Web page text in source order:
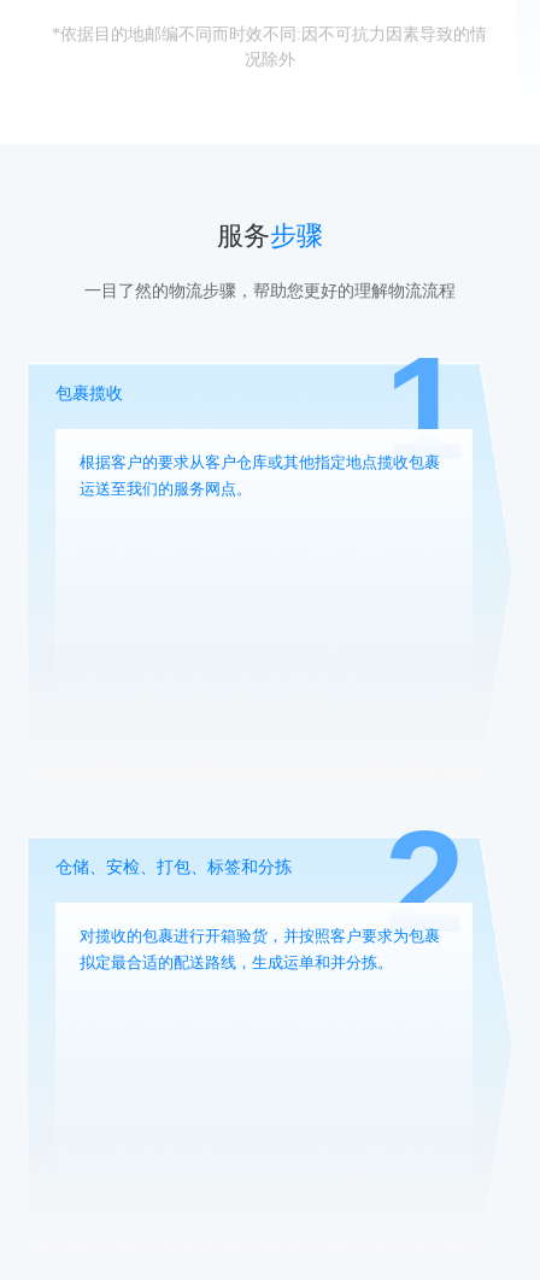
*依据目的地邮编不同而时效不同:因不可抗力因素导致的情
况除外
服务步骤
一目了然的物流步骤，帮助您更好的理解物流流程
1
包裹揽收
根据客户的要求从客户仓库或其他指定地点揽收包裹
运送至我们的服务网点。
2
仓储、安检、打包、标签和分拣
对揽收的包裹进行开箱验货，并按照客户要求为包裹
拟定最合适的配送路线，生成运单和并分拣。